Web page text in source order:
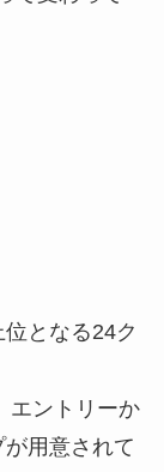
となる24ク
エントリーか
用意されて